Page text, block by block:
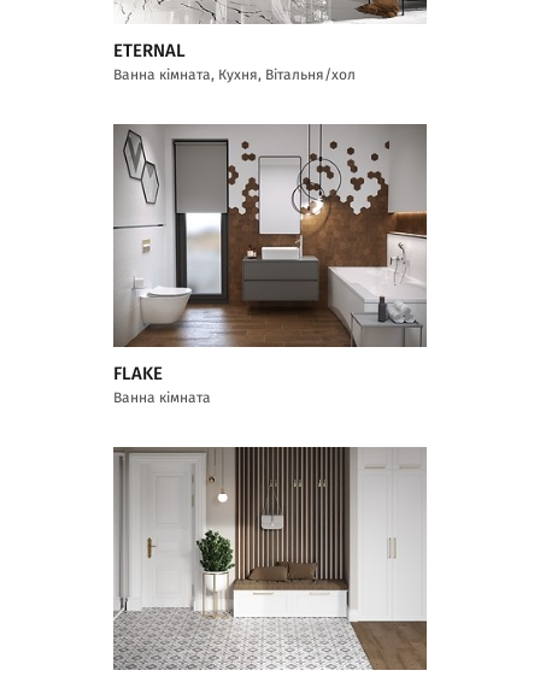
ETERNAL
Ванна кімната, Кухня, Вітальня/хол
FLAKE
Ванна кімната